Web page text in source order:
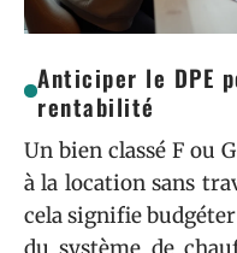
Anticiper le DPE
rentabilité
Un bien classé F ou
à la location sans
cela signifie
du système de